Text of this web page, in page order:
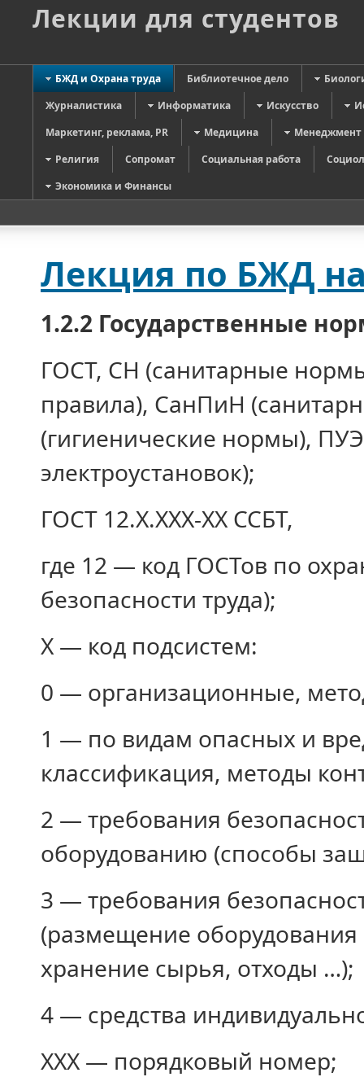
Лекции для студентов
БЖД и Охрана труда Библиотечное дело
Журналистика
Информатика Искусство
Маркетинг, реклама, PR
Медицина
Менеджмент
Религия
Сопромат Социальная работа
Экономика и Финансы
Лекция по БЖД
1.2.2 Государственные
ГОСТ, СН (санитарные
правила), СанПиН
(гигиенические нормы),
электроустановок);
ГОСТ 12.Х.ХХХ-ХХ ССБТ,
где 12 — код ГОСТов по
безопасности труда);
Х — код подсистем:
0 — организационные,
1 — по видам опасных и
классификация, методы
2 — требования
оборудованию (способы
3 — требования
(размещение
хранение сырья, отходы …);
4 — средства
ХХХ — порядковый номер;